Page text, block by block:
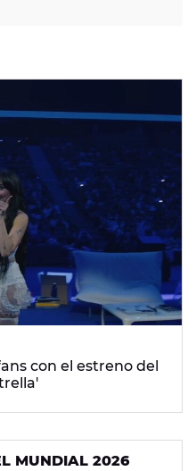
con el estreno del
MUNDIAL 2026